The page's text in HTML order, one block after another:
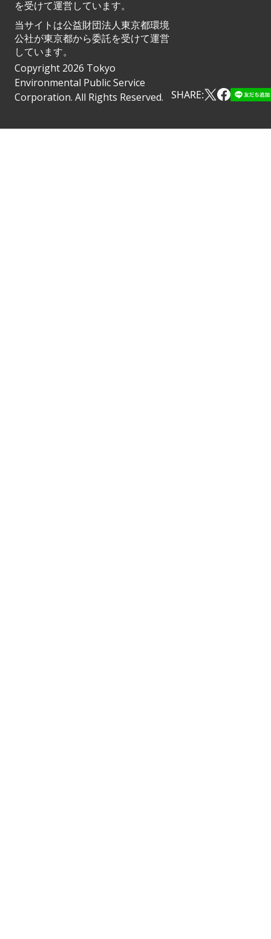
を受けて運営しています。
当サイトは公益財団法人東京都環境
公社が東京都から委託を受けて運営
しています。
Copyright 2026 Tokyo
Environmental Public Service
Corporation. All Rights Reserved.
SHARE: